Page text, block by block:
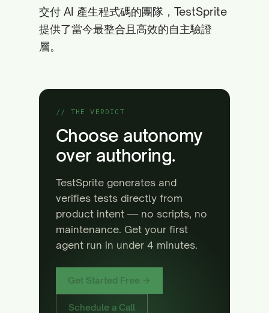
交付 AI 產生程式碼的團隊，TestSprite
提供了當今最整合且高效的自主驗證
層。
// THE VERDICT
Choose autonomy
over authoring.
TestSprite generates and
verifies tests directly from
product intent — no scripts, no
maintenance. Get your first
agent run in under 4 minutes.
Get Started Free →
Schedule a Call